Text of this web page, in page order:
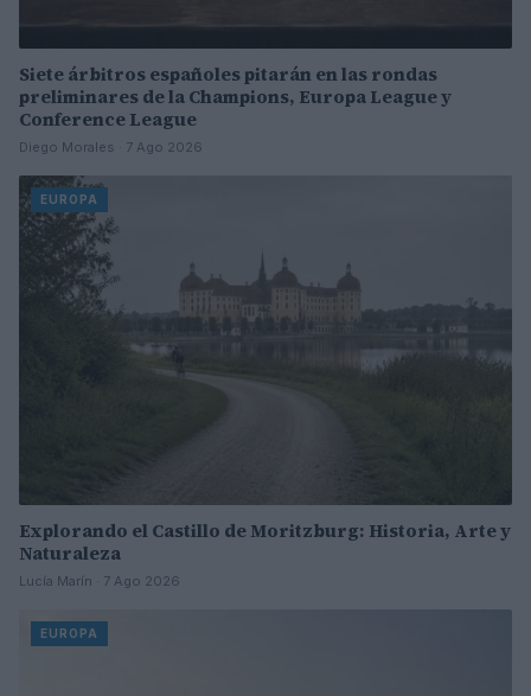
Siete árbitros españoles pitarán en las rondas
preliminares de la Champions, Europa League y
Conference League
Diego Morales · 7 Ago 2026
EUROPA
Explorando el Castillo de Moritzburg: Historia, Arte y
Naturaleza
Lucía Marín · 7 Ago 2026
EUROPA